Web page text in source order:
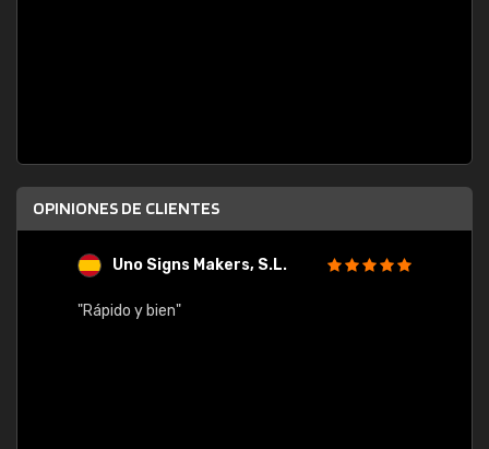
OPINIONES DE CLIENTES
Uno Signs Makers, S.L.
"Rápido y bien"